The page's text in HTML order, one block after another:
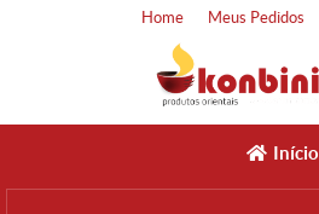
Home Meus Pedidos
Início